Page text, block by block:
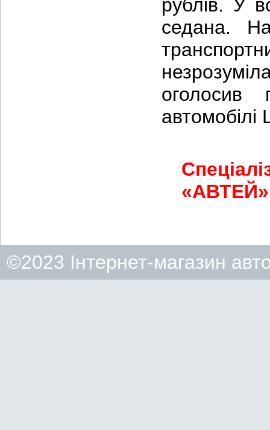
рублів. У
седана.
«АВТЕЙ»
©2023 Інтернет-магазин